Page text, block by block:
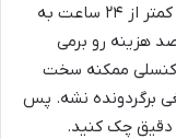
اگه سفرتون کنسل شد و کمتر از ۲۴ ساعت به
مونده بود، معمولاً ۷۰ درصد هزینه رو برمی
کنسلی ممکنه سخت
برگردونده نشه. پس
دقیق چک کنید.